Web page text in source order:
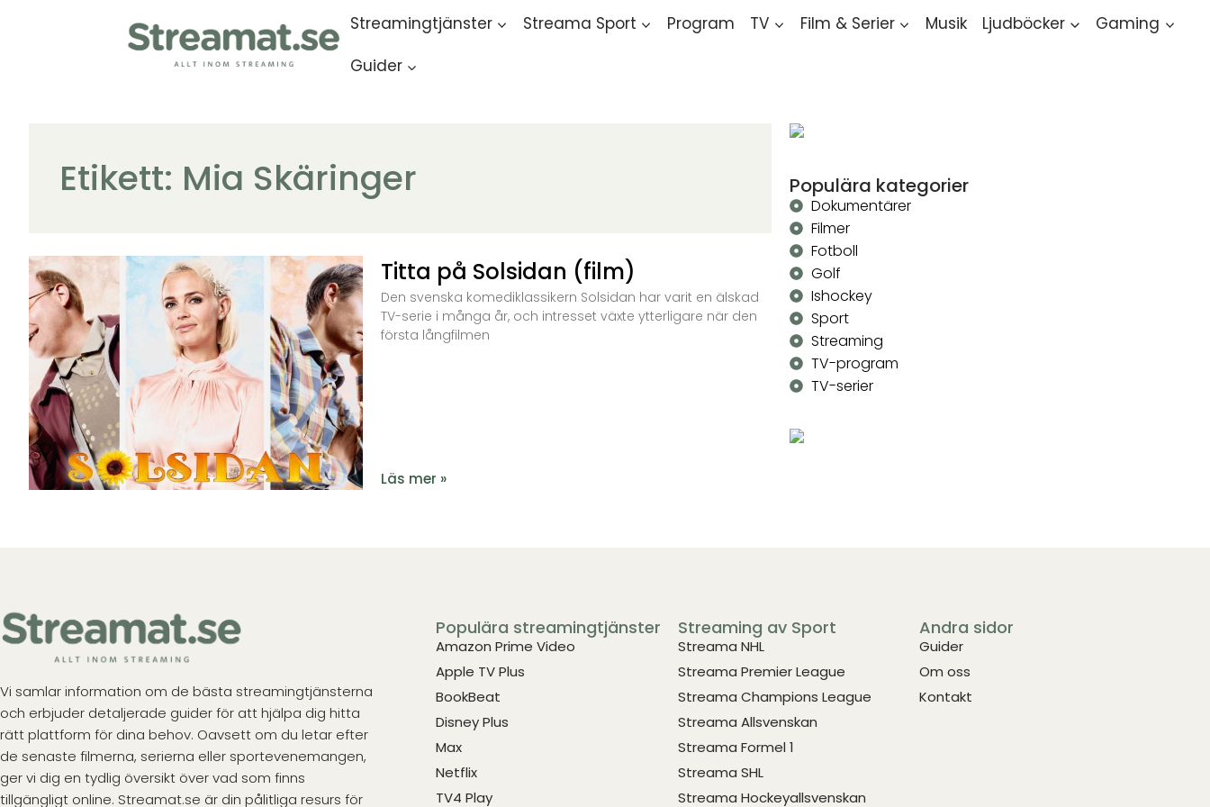
Streamingtjänster Streama Sport Program TV Film & Serier Musik Ljudböcker
Gaming
Guider
Etikett: Mia Skäringer
Titta på Solsidan (film)
Den svenska komediklassikern Solsidan har varit en älskad
TV-serie i många år, och intresset växte ytterligare när den
första långfilmen
Läs mer »
Populära kategorier
Dokumentärer
Filmer
Fotboll
Golf
Ishockey
Sport
Streaming
TV-program
TV-serier
Vi samlar information om de bästa streamingtjänsterna
och erbjuder detaljerade guider för att hjälpa dig hitta
rätt plattform för dina behov. Oavsett om du letar efter
de senaste filmerna, serierna eller sportevenemangen,
ger vi dig en tydlig översikt över vad som finns
tillgängligt online. Streamat.se är din pålitliga resurs för
Populära streamingtjänster
Amazon Prime Video
Apple TV Plus
BookBeat
Disney Plus
Max
Netflix
TV4 Play
Streaming av Sport
Streama NHL
Streama Premier League
Streama Champions League
Streama Allsvenskan
Streama Formel 1
Streama SHL
Streama Hockeyallsvenskan
Andra sidor
Guider
Om oss
Kontakt